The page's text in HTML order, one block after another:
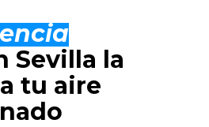
Sevilla la
tu aire